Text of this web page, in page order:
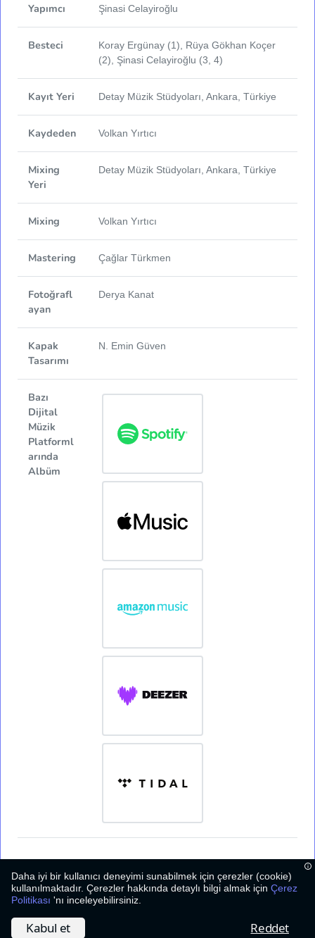
Yapımcı Şinasi Celayiroğlu
Besteci
Koray Ergünay (1), Rüya Gökhan Koçer
(2), Şinasi Celayiroğlu (3, 4)
Kayıt Yeri Detay Müzik Stüdyoları, Ankara, Türkiye
Kaydeden Volkan Yırtıcı
Mixing
Yeri
Detay Müzik Stüdyoları, Ankara, Türkiye
Mixing Volkan Yırtıcı
Mastering Çağlar Türkmen
Fotoğrafl
ayan
Derya Kanat
Kapak
Tasarımı
N. Emin Güven
Bazı
Dijital
Müzik
Platforml
arında
Albüm
Daha iyi bir kullanıcı deneyimi sunabilmek için çerezler (cookie)
kullanılmaktadır. Çerezler hakkında detaylı bilgi almak için Çerez
Politikası 'nı inceleyebilirsiniz.
Kabul et Reddet